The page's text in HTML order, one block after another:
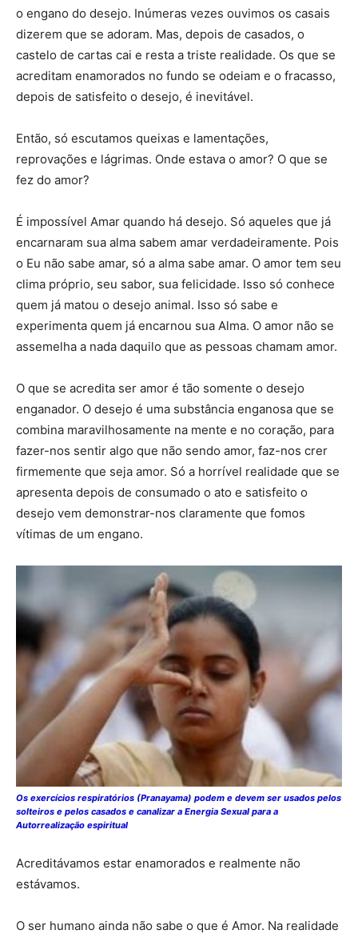
o engano do desejo. Inúmeras vezes ouvimos os casais
dizerem que se adoram. Mas, depois de casados, o
castelo de cartas cai e resta a triste realidade. Os que se
acreditam enamorados no fundo se odeiam e o fracasso,
depois de satisfeito o desejo, é inevitável.
Então, só escutamos queixas e lamentações,
reprovações e lágrimas. Onde estava o amor? O que se
fez do amor?
É impossível Amar quando há desejo. Só aqueles que já
encarnaram sua alma sabem amar verdadeiramente. Pois
o Eu não sabe amar, só a alma sabe amar. O amor tem seu
clima próprio, seu sabor, sua felicidade. Isso só conhece
quem já matou o desejo animal. Isso só sabe e
experimenta quem já encarnou sua Alma. O amor não se
assemelha a nada daquilo que as pessoas chamam amor.
O que se acredita ser amor é tão somente o desejo
enganador. O desejo é uma substância enganosa que se
combina maravilhosamente na mente e no coração, para
fazer-nos sentir algo que não sendo amor, faz-nos crer
firmemente que seja amor. Só a horrível realidade que se
apresenta depois de consumado o ato e satisfeito o
desejo vem demonstrar-nos claramente que fomos
vítimas de um engano.
Os exercícios respiratórios (Pranayama) podem e devem ser usados pelos
solteiros e pelos casados e canalizar a Energia Sexual para a
Autorrealização espiritual
Acreditávamos estar enamorados e realmente não
estávamos.
O ser humano ainda não sabe o que é Amor. Na realidade